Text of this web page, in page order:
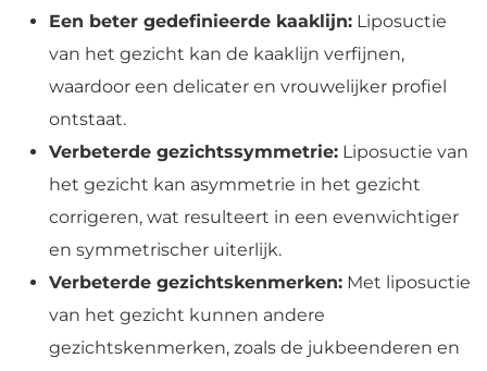
Een beter gedefinieerde kaaklijn: Liposuctie
van het gezicht kan de kaaklijn verfijnen,
waardoor een delicater en vrouwelijker profiel
ontstaat.
Verbeterde gezichtssymmetrie: Liposuctie van
het gezicht kan asymmetrie in het gezicht
corrigeren, wat resulteert in een evenwichtiger
en symmetrischer uiterlijk.
Verbeterde gezichtskenmerken: Met liposuctie
van het gezicht kunnen andere
gezichtskenmerken, zoals de jukbeenderen en